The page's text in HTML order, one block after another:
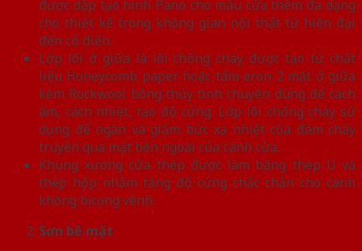
được dập tạo hình Pano cho mẫu cửa thêm đa dạng
cho thiết kế trong không gian nội thất từ hiện đại
đến cổ điển.
Lớp lõi ở giữa là lõi chống cháy được tạo từ chất
liệu Honeycomb paper hoặc tấm eron 2 mặt ở giữa
kèm Rockwool bông thủy tinh chuyên dùng để cách
âm, cách nhiệt, tạo độ cứng. Lớp lõi chống cháy sử
dụng để ngăn và giảm bức xạ nhiệt của đám cháy
truyền qua mặt bên ngoài của cánh cửa.
Khung xương cửa thép được làm bằng thép U và
thép hộp nhằm tăng độ cứng chắc chắn cho cánh
không bị cong vênh.
Sơn bề mặt